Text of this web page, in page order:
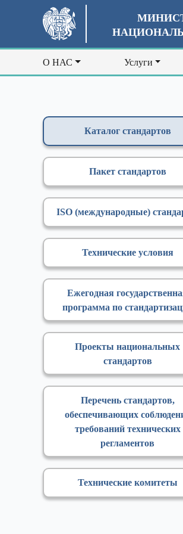
О НАС Услуги
Каталог стандартов
Пакет стандартов
ISO (международные)
Технические условия
Ежегодная
программа по
Проекты национальных
стандартов
Перечень стандартов,
обеспечивающих
требований технических
регламентов
Технические комитеты